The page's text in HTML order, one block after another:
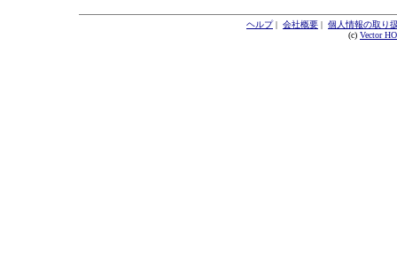
ヘルプ| 会社概要 | 個人情報の取り
(c) Vector